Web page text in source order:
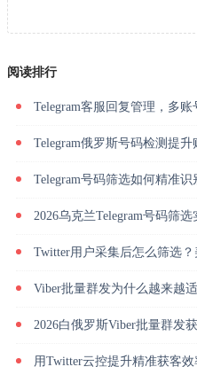
阅读排行
Telegram客服回复管理，多
Telegram俄罗斯号码检测提
Telegram号码筛选如何精准
2026乌克兰Telegram号码筛
Twitter用户采集后怎么筛选？美
Viber批量群发为什么越来越适
2026白俄罗斯Viber批量群发
用Twitter云控提升精准获客效